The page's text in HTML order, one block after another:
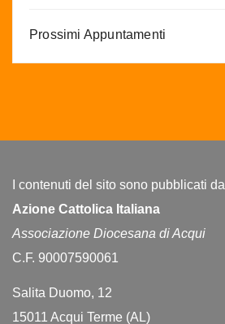
Prossimi Appuntamenti
I contenuti del sito sono pubblicati da
Azione Cattolica Italiana
Associazione Diocesana di Acqui
C.F. 90007590061
Salita Duomo, 12
15011 Acqui Terme (AL)